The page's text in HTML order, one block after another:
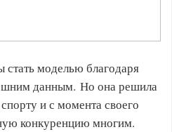
моделью благодаря
данным. Но она решила
и с момента своего
конкуренцию многим.